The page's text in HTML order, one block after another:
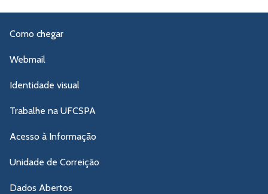
Como chegar
Webmail
Identidade visual
Trabalhe na UFCSPA
Acesso à Informação
Unidade de Correição
Dados Abertos